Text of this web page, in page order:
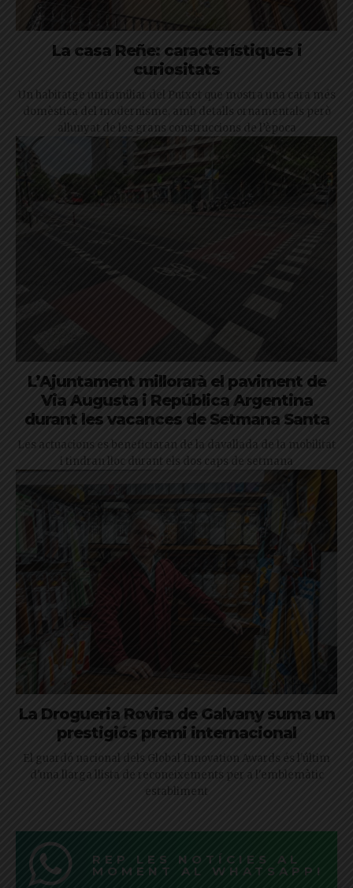
La casa Reñe: característiques i
curiositats
Un habitatge unifamiliar del Putxet que mostra una cara més
domèstica del modernisme, amb detalls ornamentals però
allunyat de les grans construccions de l’època
L’Ajuntament millorarà el paviment de
Via Augusta i República Argentina
durant les vacances de Setmana Santa
Les actuacions es beneficiaran de la davallada de la mobilitat
i tindran lloc durant els dos caps de setmana
La Drogueria Rovira de Galvany suma un
prestigiós premi internacional
El guardó nacional dels Global Innovation Awards és l'últim
d'una llarga llista de reconeixements per a l'emblemàtic
establiment
REP LES NOTÍCIES AL
MOMENT AL WHATSAPP!